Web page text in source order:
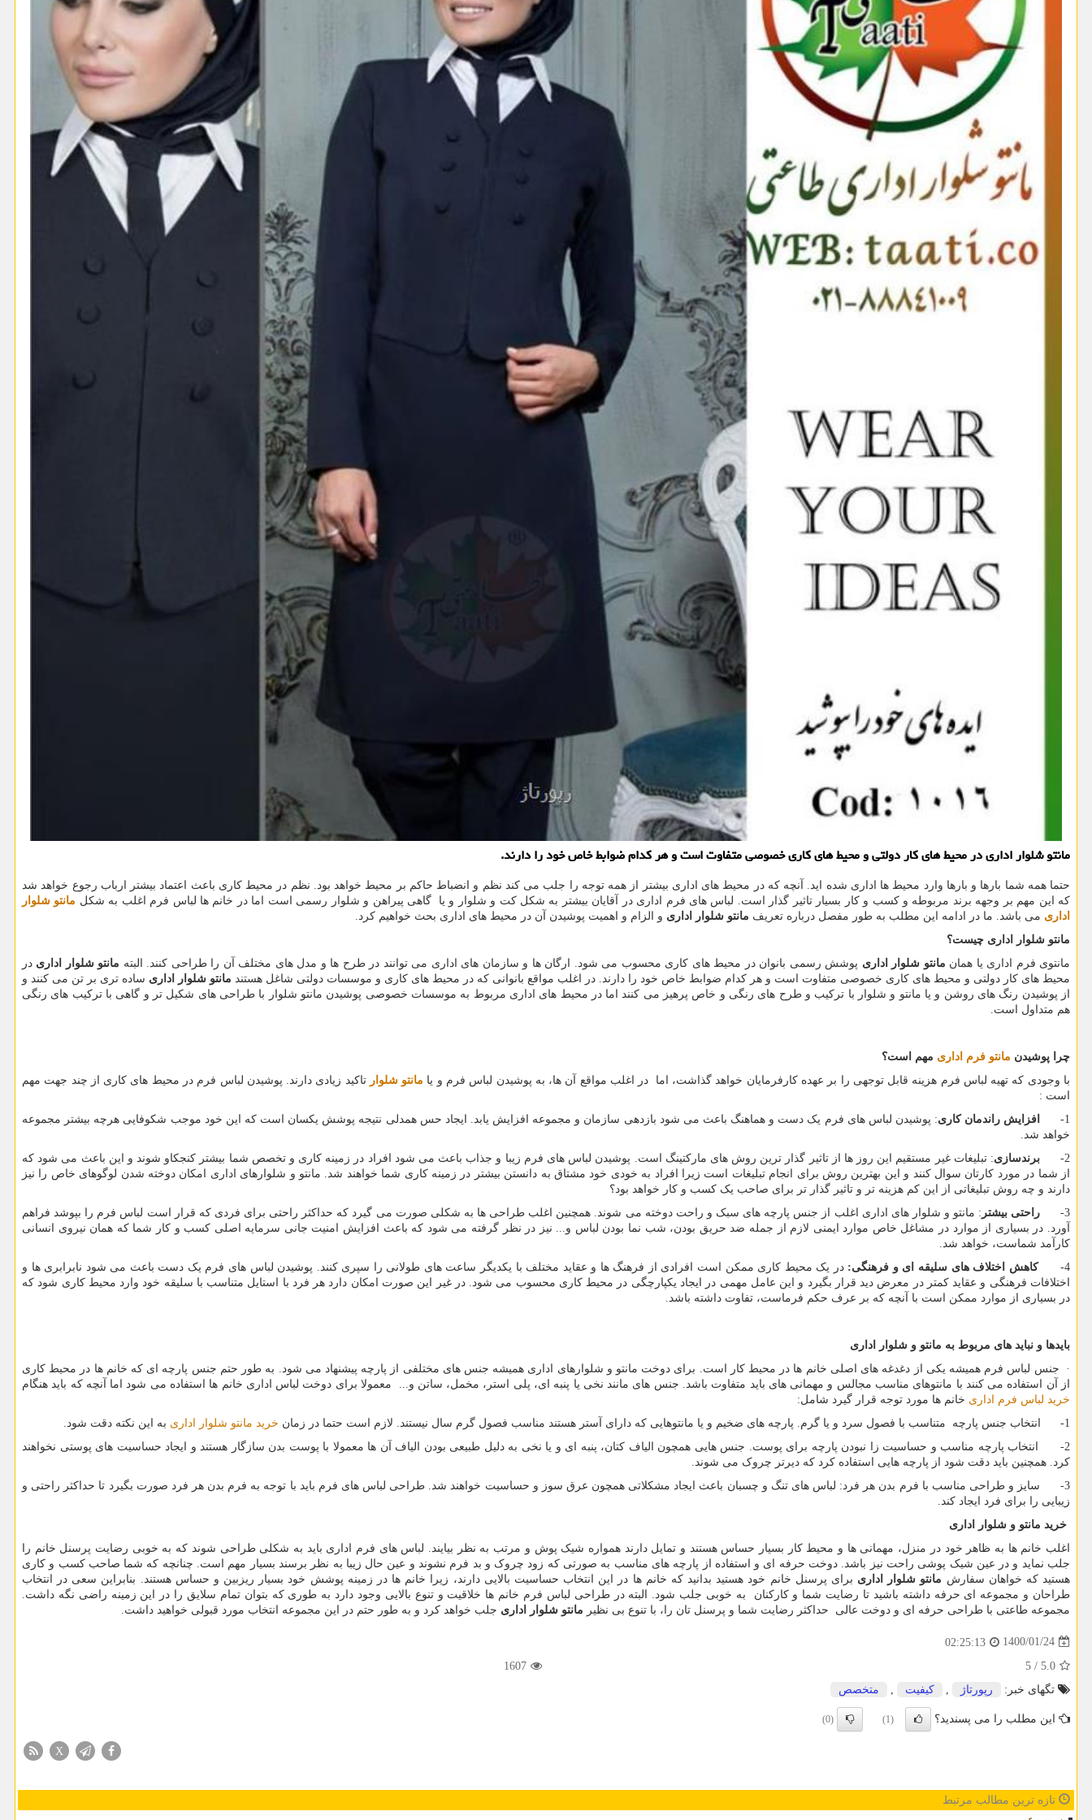
مانتو شلوار اداری در محیط های كار دولتی و محیط های كاری خصوصی متفاوت است و هر كدام ضوابط خاص خود را دارند.
حتما همه شما بارها و بارها وارد محیط ها اداری شده اید. آنچه که در محیط های اداری بیشتر از همه توجه را جلب می کند نظم و انضباط حاکم بر محیط خواهد بود. نظم در محیط کاری باعث اعتماد بیشتر ارباب رجوع خواهد شد
که این مهم بر وجهه برند مربوطه و کسب و کار بسیار تاثیر گذار است. لباس های فرم اداری در آقایان بیشتر به شکل کت و شلوار و یا گاهی پیراهن و شلوار رسمی است اما در خانم ها لباس فرم اغلب به شکل مانتو شلوار
اداری می باشد. ما در ادامه این مطلب به طور مفصل درباره تعریف مانتو شلوار اداری و الزام و اهمیت پوشیدن آن در محیط های اداری بحث خواهیم کرد.
مانتو شلوار اداری چیست؟
مانتوی فرم اداری یا همان مانتو شلوار اداری پوشش رسمی بانوان در محیط های کاری محسوب می شود. ارگان ها و سازمان های اداری می توانند در طرح ها و مدل های مختلف آن را طراحی کنند. البته مانتو شلوار اداری در
محیط های کار دولتی و محیط های کاری خصوصی متفاوت است و هر کدام ضوابط خاص خود را دارند. در اغلب مواقع بانوانی که در محیط های کاری و موسسات دولتی شاغل هستند مانتو شلوار اداری ساده تری بر تن می کنند و
از پوشیدن رنگ های روشن و یا مانتو و شلوار با ترکیب و طرح های رنگی و خاص پرهیز می کنند اما در محیط های اداری مربوط به موسسات خصوصی پوشیدن مانتو شلوار با طراحی های شکیل تر و گاهی با ترکیب های رنگی
هم متداول است.
چرا پوشیدن مانتو فرم اداری مهم است؟
با وجودی که تهیه لباس فرم هزینه قابل توجهی را بر عهده کارفرمایان خواهد گذاشت، اما در اغلب مواقع آن ها، به پوشیدن لباس فرم و یا مانتو شلوار تاکید زیادی دارند. پوشیدن لباس فرم در محیط های کاری از چند جهت مهم
است :
1-
افزایش راندمان کاری: پوشیدن لباس های فرم یک دست و هماهنگ باعث می شود بازدهی سازمان و مجموعه افزایش یابد. ایجاد حس همدلی نتیجه پوشش یکسان است که این خود موجب شکوفایی هرچه بیشتر مجموعه
خواهد شد.
2-
برندسازی: تبلیغات غیر مستقیم این روز ها از تاثیر گذار ترین روش های مارکتینگ است. پوشیدن لباس های فرم زیبا و جذاب باعث می شود افراد در زمینه کاری و تخصص شما بیشتر کنجکاو شوند و این باعث می شود که
از شما در مورد کارتان سوال کنند و این بهترین روش برای انجام تبلیغات است زیرا افراد به خودی خود مشتاق به دانستن بیشتر در زمینه کاری شما خواهند شد. مانتو و شلوارهای اداری امکان دوخته شدن لوگوهای خاص را نیز
دارند و چه روش تبلیغاتی از این کم هزینه تر و تاثیر گذار تر برای صاحب یک کسب و کار خواهد بود؟
3-
راحتی بیشتر : مانتو و شلوار های اداری اغلب از جنس پارچه های سبک و راحت دوخته می شوند. همچنین اغلب طراحی ها به شکلی صورت می گیرد که حداکثر راحتی برای فردی که قرار است لباس فرم را بپوشد فراهم
آورد. در بسیاری از موارد در مشاغل خاص موارد ایمنی لازم از جمله ضد حریق بودن، شب نما بودن لباس و... نیز در نظر گرفته می شود که باعث افزایش امنیت جانی سرمایه اصلی کسب و کار شما که همان نیروی انسانی
کارآمد شماست، خواهد شد.
4-
کاهش اختلاف های سلیقه ای و فرهنگی: در یک محیط کاری ممکن است افرادی از فرهنگ ها و عقاید مختلف با یکدیگر ساعت های طولانی را سپری کنند. پوشیدن لباس های فرم یک دست باعث می شود نابرابری ها و
اختلافات فرهنگی و عقاید کمتر در معرض دید قرار بگیرد و این عامل مهمی در ایجاد یکپارچگی در محیط کاری محسوب می شود. در غیر این صورت امکان دارد هر فرد با استایل متناسب با سلیقه خود وارد محیط کاری شود که
در بسیاری از موارد ممکن است با آنچه که بر عرف حکم فرماست، تفاوت داشته باشد.
بایدها و نباید های مربوط به مانتو و شلوار اداری
· جنس لباس فرم همیشه یکی از دغدغه های اصلی خانم ها در محیط کار است. برای دوخت مانتو و شلوارهای اداری همیشه جنس های مختلفی از پارچه پیشنهاد می شود. به طور حتم جنس پارچه ای که خانم ها در محیط کاری
از آن استفاده می کنند با مانتوهای مناسب مجالس و مهمانی های باید متفاوت باشد. جنس های مانند نخی یا پنبه ای، پلی استر، مخمل، ساتن و... معمولا برای دوخت لباس اداری خانم ها استفاده می شود اما آنچه که باید هنگام
خرید لباس فرم اداری خانم ها مورد توجه قرار گیرد شامل:
1- انتخاب جنس پارچه متناسب با فصول سرد و یا گرم. پارچه های ضخیم و یا مانتوهایی که دارای آستر هستند مناسب فصول گرم سال نیستند. لازم است حتما در زمان
خرید مانتو شلوار اداری به این نکته دقت شود.
2- انتخاب پارچه مناسب و حساسیت زا نبودن پارچه برای پوست. جنس هایی همچون الیاف کتان، پنبه ای و یا نخی به دلیل طبیعی بودن الیاف آن ها معمولا با پوست بدن سازگار هستند و ایجاد حساسیت های پوستی نخواهند
کرد. همچنین باید دقت شود از پارچه هایی استفاده کرد که دیرتر چروک می شوند.
3- سایز و طراحی مناسب با فرم بدن هر فرد: لباس های تنگ و چسبان باعث ایجاد مشکلاتی همچون عرق سوز و حساسیت خواهند شد. طراحی لباس های فرم باید با توجه به فرم بدن هر فرد صورت بگیرد تا حداکثر راحتی و
زیبایی را برای فرد ایجاد کند.
خرید مانتو و شلوار اداری
اغلب خانم ها به ظاهر خود در منزل، مهمانی ها و محیط کار بسیار حساس هستند و تمایل دارند همواره شیک پوش و مرتب به نظر بیایند. لباس های فرم اداری باید به شکلی طراحی شوند که به خوبی رضایت پرسنل خانم را
جلب نماید و در عین شیک پوشی راحت نیز باشد. دوخت حرفه ای و استفاده از پارچه های مناسب به صورتی که زود چروک و بد فرم نشوند و عین حال زیبا به نظر برسند بسیار مهم است. چنانچه که شما صاحب کسب و کاری
هستید که خواهان سفارش مانتو شلوار اداری برای پرسنل خانم خود هستید بدانید که خانم ها در این انتخاب حساسیت بالایی دارند، زیرا خانم ها در زمینه پوشش خود بسیار ریزبین و حساس هستند. بنابراین سعی در انتخاب
طراحان و مجموعه ای حرفه داشته باشید تا رضایت شما و کارکنان به خوبی جلب شود. البته در طراحی لباس فرم خانم ها خلاقیت و تنوع بالایی وجود دارد به طوری که بتوان تمام سلایق را در این زمینه راضی نگه داشت.
مجموعه طاعتی با طراحی حرفه ای و دوخت عالی حداکثر رضایت شما و پرسنل تان را، با تنوع بی نظیر مانتو شلوار اداری جلب خواهد کرد و به طور حتم در این مجموعه انتخاب مورد قبولی خواهید داشت.
1400/01/24
02:25:13
5.0
/
5
1607
تگهای خبر:
رپورتاژ كیفیت متخصص
این مطلب را می پسندید؟ (1)
(0)
X
تازه ترین مطالب مرتبط